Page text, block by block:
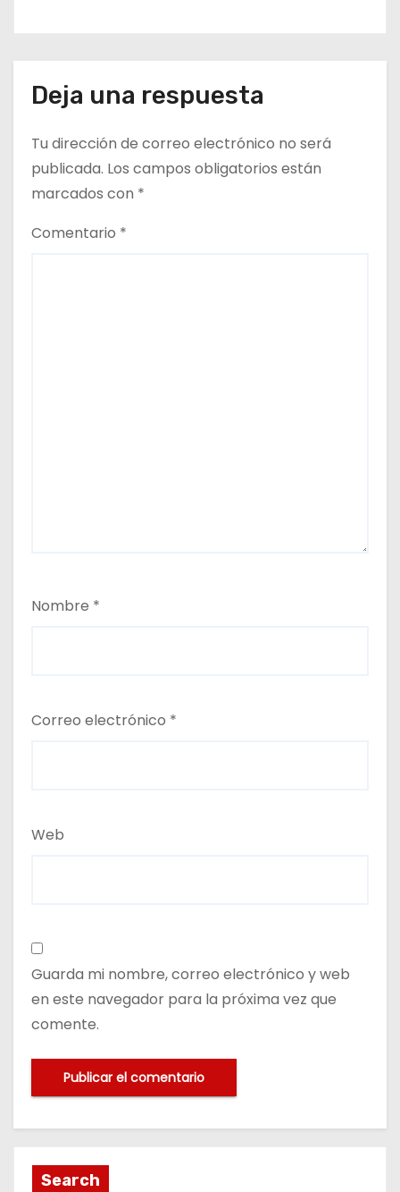
Deja una respuesta
Tu dirección de correo electrónico no será
publicada. Los campos obligatorios están
marcados con *
Comentario *
Nombre *
Correo electrónico *
Web
Guarda mi nombre, correo electrónico y web
en este navegador para la próxima vez que
comente.
Search